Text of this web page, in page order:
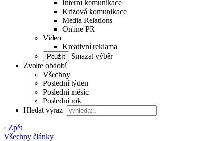
Interní komunikace
Krizová komunikace
Media Relations
Online PR
Video
Kreativní reklama
Smazat výběr
Zvolte období
Všechny
Poslední týden
Poslední měsíc
Poslední rok
Hledat výraz
‹ Zpět
Všechny články